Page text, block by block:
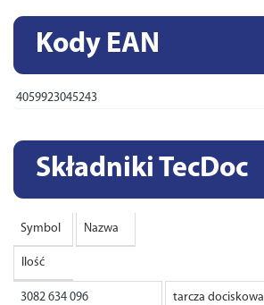
Kody EAN
4059923045243
Składniki TecDoc
Symbol Nazwa
Ilość
3082 634 096
tarcza dociskowa